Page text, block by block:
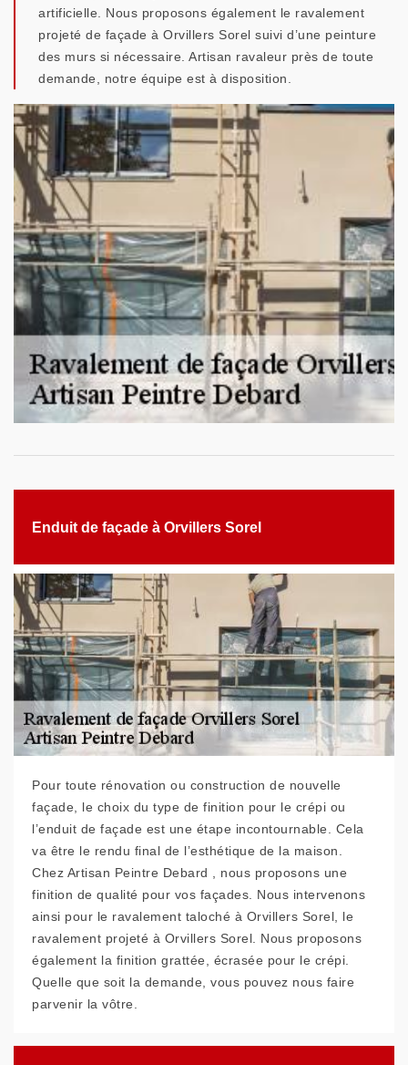
artificielle. Nous proposons également le ravalement
projeté de façade à Orvillers Sorel suivi d’une peinture
des murs si nécessaire. Artisan ravaleur près de toute
demande, notre équipe est à disposition.
Enduit de façade à Orvillers Sorel
Pour toute rénovation ou construction de nouvelle
façade, le choix du type de finition pour le crépi ou
l’enduit de façade est une étape incontournable. Cela
va être le rendu final de l’esthétique de la maison.
Chez Artisan Peintre Debard , nous proposons une
finition de qualité pour vos façades. Nous intervenons
ainsi pour le ravalement taloché à Orvillers Sorel, le
ravalement projeté à Orvillers Sorel. Nous proposons
également la finition grattée, écrasée pour le crépi.
Quelle que soit la demande, vous pouvez nous faire
parvenir la vôtre.